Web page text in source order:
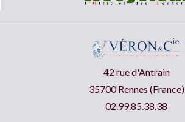
42 rue d'Antrain
35700 Rennes (France)
02.99.85.38.38